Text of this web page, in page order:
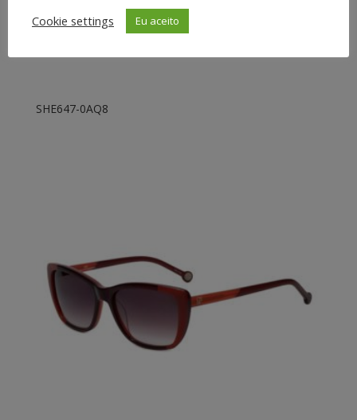
SHE647-0AQ8
Cookie settings Eu aceito